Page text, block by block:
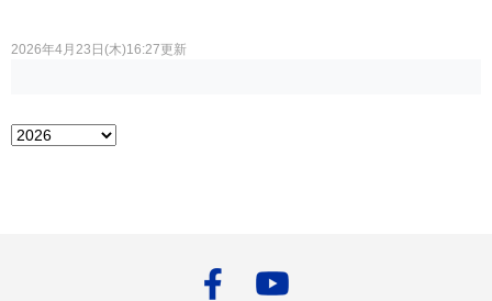
2026年4月23日(木)16:27更新